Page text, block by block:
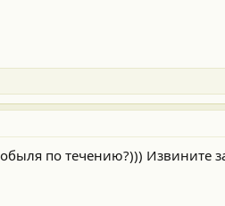
по течению?))) Извините